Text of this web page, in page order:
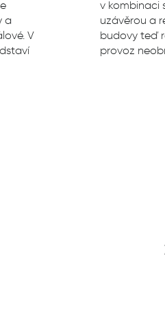
a
V
v kombinaci
uzávěrou a
budovy teď
provoz